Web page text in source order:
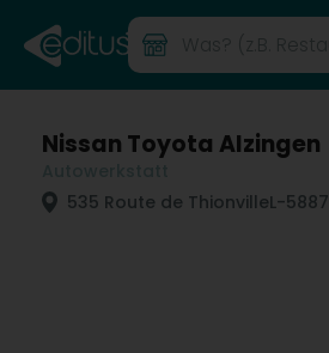
Nissan Toyota Alzingen
535 Route de ThionvilleL-5887